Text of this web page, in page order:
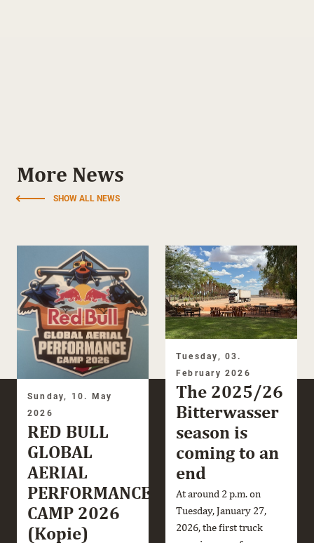
More News
SHOW ALL NEWS
Sunday, 10. May
2026
RED BULL
GLOBAL
AERIAL
PERFORMANCE
CAMP 2026
(Kopie)
Tuesday, 03.
February 2026
The 2025/26
Bitterwasser
season is
coming to an
end
At around 2 p.m. on
Tuesday, January 27,
2026, the first truck